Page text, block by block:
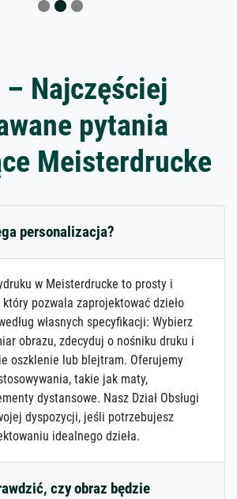
– Najczęściej
pytania
Meisterdrucke
personalizacja?
w Meisterdrucke to prosty i
pozwala zaprojektować dzieło
własnych specyfikacji: Wybierz
obrazu, zdecyduj o nośniku druku i
oszklenie lub blejtram. Oferujemy
takie jak maty,
dystansowe. Nasz Dział Obsługi
dyspozycji, jeśli potrzebujesz
idealnego dzieła.
czy obraz będzie